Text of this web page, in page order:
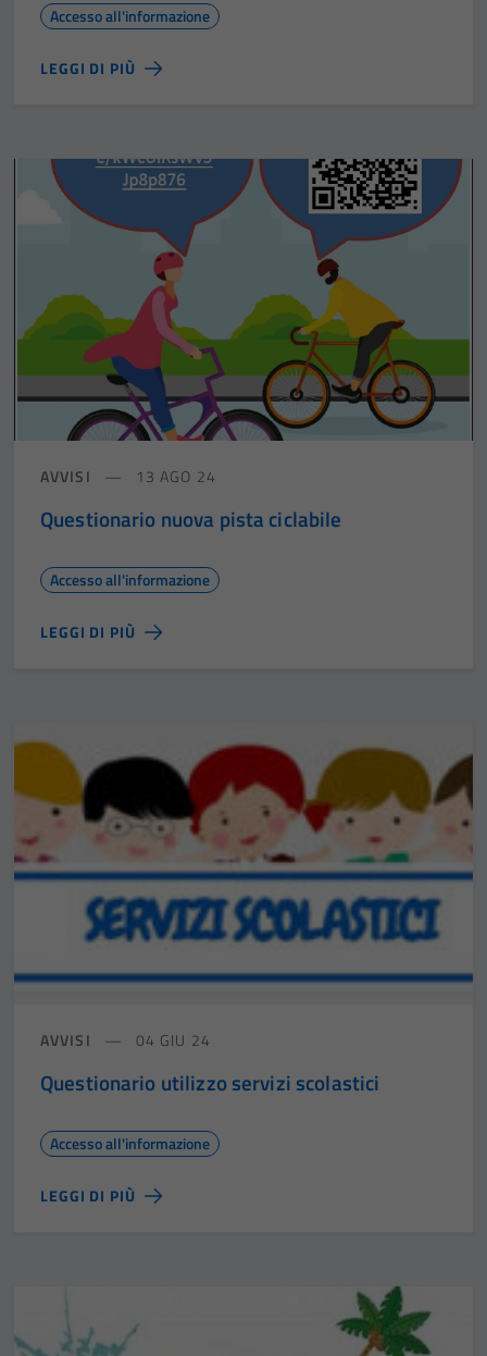
Accesso all'informazione
LEGGI DI PIÙ
AVVISI 13 AGO 24
Questionario nuova pista ciclabile
Accesso all'informazione
LEGGI DI PIÙ
AVVISI 04 GIU 24
Questionario utilizzo servizi scolastici
Accesso all'informazione
LEGGI DI PIÙ